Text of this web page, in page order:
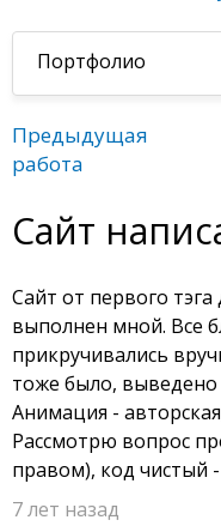
Портфолио
Предыдущая
работа
Сайт
Сайт от первого
выполнен мной. Все
прикручивались
тоже было,
Анимация -
Рассмотрю вопрос
правом), код чистый
7 лет назад